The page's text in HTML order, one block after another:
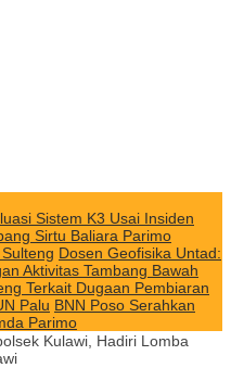
Sistem K3 Usai Insiden
Sirtu Baliara Parimo
Dosen Geofisika Untad:
Aktivitas Tambang Bawah
Terkait Dugaan Pembiaran
Palu BNN Poso Serahkan
Parimo
Kulawi, Hadiri Lomba